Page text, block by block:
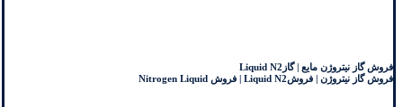
فروش گاز نیتروژن مایع | گازLiquid N2
فروش گاز نیتروژن | فروشLiquid N2 | فروش Nitrogen Liquid